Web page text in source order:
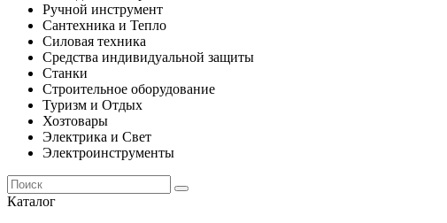
Ручной инструмент
Сантехника и Тепло
Силовая техника
Средства индивидуальной защиты
Станки
Строительное оборудование
Туризм и Отдых
Хозтовары
Электрика и Свет
Электроинструменты
Каталог